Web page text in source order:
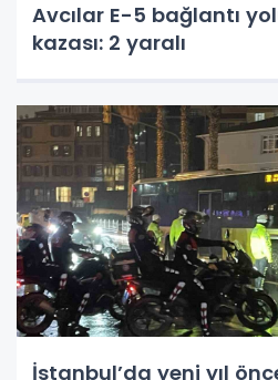
Avcılar E-5 bağlantı
kazası: 2 yaralı
İstanbul’da yeni yıl